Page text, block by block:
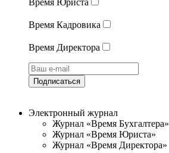
Время Юриста
Время Кадровика
Время Директора
Подписаться
Электронный журнал
Журнал «Время Бухгалтера»
Журнал «Время Юриста»
Журнал «Время Директора»